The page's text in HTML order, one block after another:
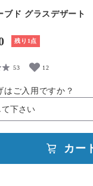
ブド グラスデザート
残り1点
53 12
はご入用ですか？
カー